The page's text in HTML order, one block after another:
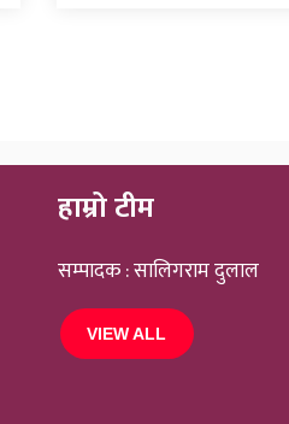
हाम्रो टीम
सम्पादक : सालिगराम दुलाल
VIEW ALL